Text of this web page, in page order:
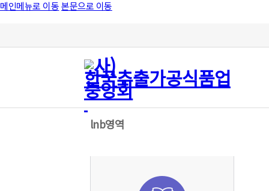
메인메뉴로 이동본문으로 이동
lnb영역